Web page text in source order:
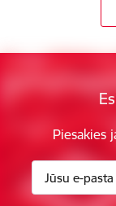
Piesakies